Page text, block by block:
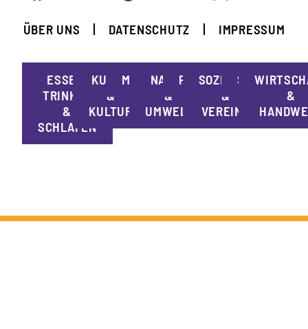
ÜBER UNS DATENSCHUTZ IMPRESSUM
ESSEN,
TRINKEN
&
SCHLAFEN
KUNST
&
KULTUR
MOBILITÄT
NATUR
&
UMWELT
POLITIK
SOZIALES
&
VEREINE
SPORT
&